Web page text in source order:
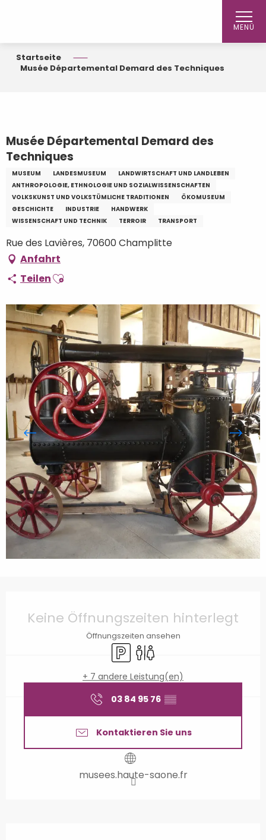
MENÜ
Startseite
Musée Départemental Demard des Techniques
Musée Départemental Demard des
Techniques
MUSEUM LANDESMUSEUM
LANDWIRTSCHAFT UND LANDLEBEN
ANTHROPOLOGIE, ETHNOLOGIE UND SOZIALWISSENSCHAFTEN
VOLKSKUNST UND VOLKSTÜMLICHE TRADITIONEN
ÖKOMUSEUM
GESCHICHTE
INDUSTRIE
HANDWERK
WISSENSCHAFT UND TECHNIK
TERROIR TRANSPORT
Rue des Lavières, 70600 Champlitte
Anfahrt
TeilenAjouter aux favoris
Keine Öffnungszeiten hinterlegt
Öffnungszeiten ansehen
Parkplatz
Toiletten
+ 7 andere Leistung(en)
03 84 95 76 ▒▒
Kontaktieren Sie uns
musees.haute-saone.fr